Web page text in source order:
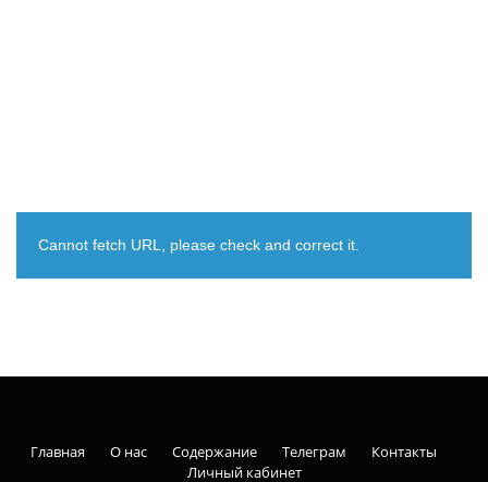
Cannot fetch URL, please check and correct it.
Главная О нас Содержание Телеграм
Контакты
Личный кабинет